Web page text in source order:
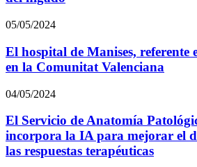
05/05/2024
El hospital de Manises, referente
en la Comunitat Valenciana
04/05/2024
El Servicio de Anatomía
incorpora la IA para mejorar el
las respuestas terapéuticas